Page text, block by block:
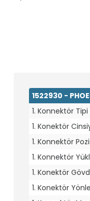
1522930 -
1. Konnektör Tipi
1. Konektör
1. Konnektör
1. Konnektör
1. Konektör
1. Konektör